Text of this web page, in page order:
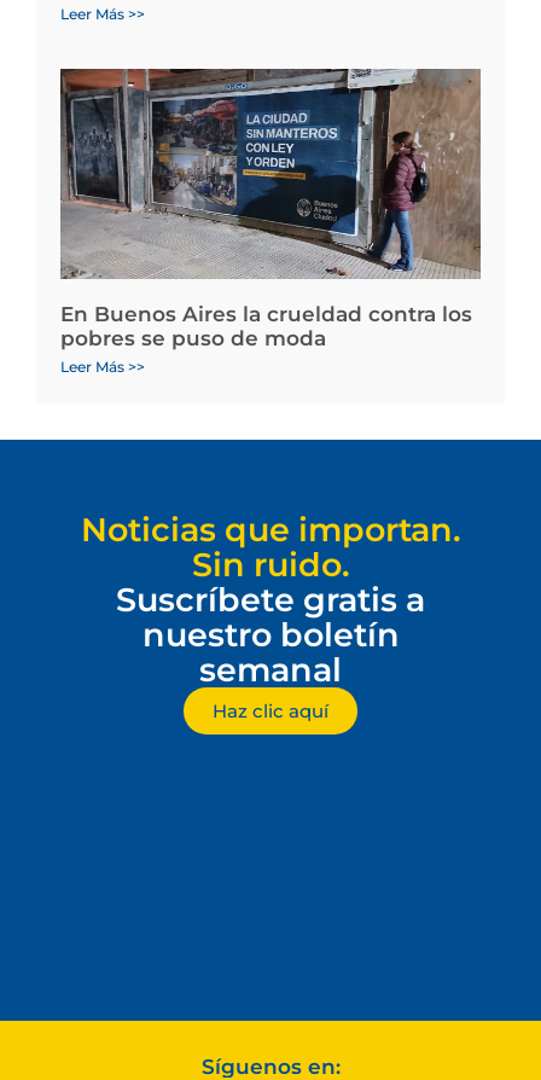
Leer Más >>
En Buenos Aires la crueldad contra los
pobres se puso de moda
Leer Más >>
Noticias que importan.
Sin ruido.
Suscríbete gratis a
nuestro boletín
semanal
Haz clic aquí
Síguenos en: